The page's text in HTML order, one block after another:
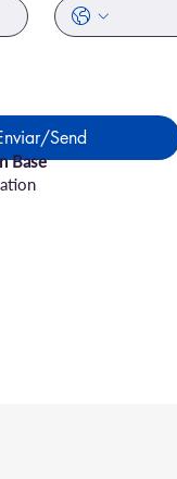
Send
Base